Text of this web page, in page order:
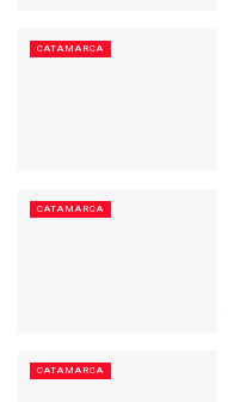
CATAMARCA
CATAMARCA
CATAMARCA